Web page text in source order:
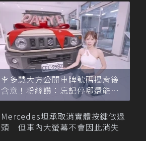
李多慧大方公開車牌號碼揭背後
含意！粉絲讚：忘記停哪還能幫
忙找車
Mercedes坦承取消實體按鍵做過
頭 但車內大螢幕不會因此消失